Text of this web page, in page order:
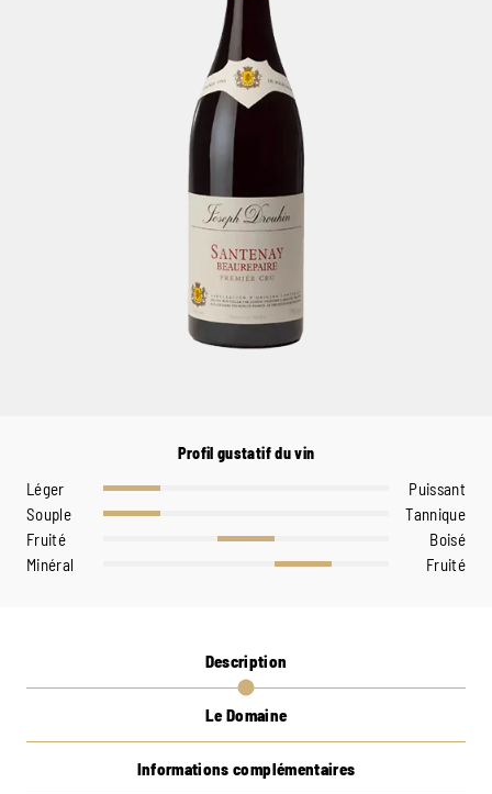
Profil gustatif du vin
Léger
Puissant
Souple
Tannique
Fruité
Boisé
Minéral
Fruité
Description
Le Domaine
Informations complémentaires